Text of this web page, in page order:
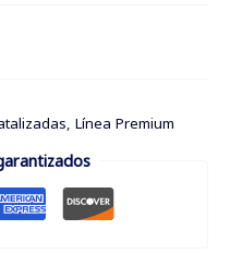
, Línea Premium